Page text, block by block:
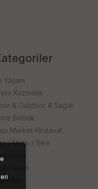
Yaşam
Kozmetik
& Outdoor & Sağlık
Bebek
Market Hırdavat
/ Moto / Bike
Oyun